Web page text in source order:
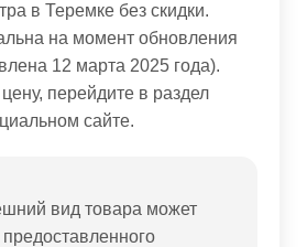
в Теремке без скидки.
на момент обновления
12 марта 2025 года).
перейдите в раздел
сайте.
вид товара может
предоставленного